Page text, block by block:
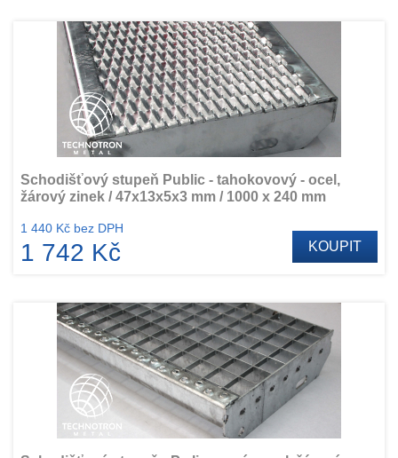
Schodišťový stupeň Public - tahokovový - ocel,
žárový zinek / 47x13x5x3 mm / 1000 x 240 mm
1 440 Kč bez DPH
1 742 Kč KOUPIT